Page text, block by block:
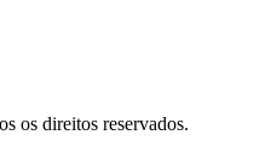
os direitos reservados.